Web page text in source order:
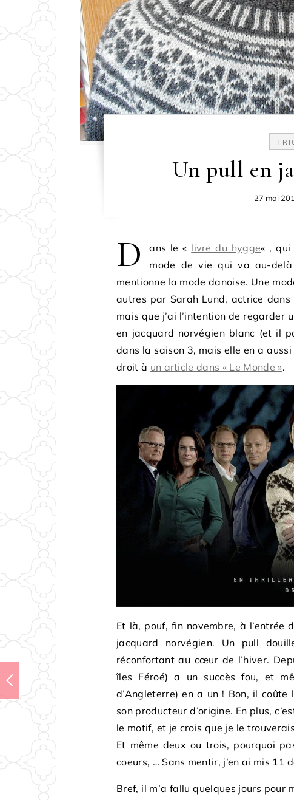
Un pull en
27 mai
D ans le « livre du hygge« ,
mode de vie qui va au-delà
mentionne la mode danoise. Une
autres par Sarah Lund, actrice dans
mais que j’ai l’intention de regarder
en jacquard norvégien blanc (et il
dans la saison 3, mais elle en a
droit à un article dans « Le Monde ».
Et là, pouf, fin novembre, à l’entrée
jacquard norvégien. Un pull
réconfortant au cœur de l’hiver.
îles Féroé) a un succès fou, et
d’Angleterre) en a un ! Bon, il
son producteur d’origine. En plus,
le motif, et je crois que je le
Et même deux ou trois, pourquoi
coeurs, … Sans mentir, j’en ai mis 11
Bref, il m’a fallu quelques jours pour